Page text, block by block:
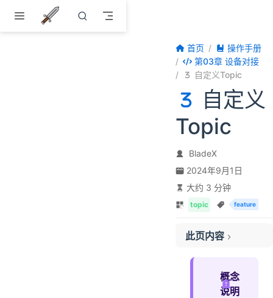
首页
操作手册
第03章 设备对接
自定义Topic
自定义
Topic
BladeX
2024年9月1日
大约 3 分钟
topic feature
此页内容
概念
说明